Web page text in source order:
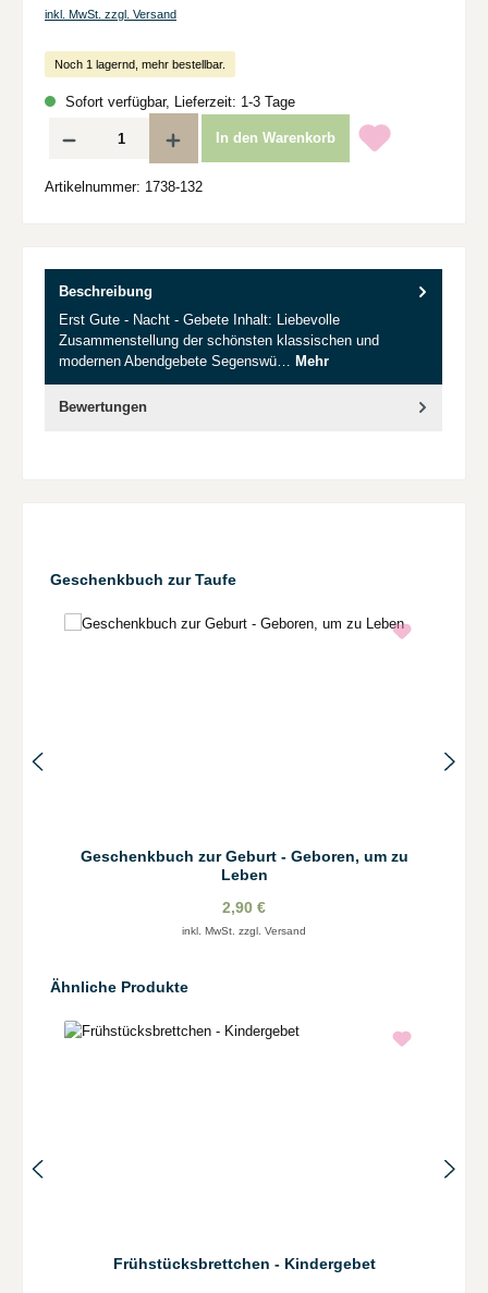
inkl. MwSt. zzgl. Versand
Noch 1 lagernd, mehr bestellbar.
Sofort verfügbar, Lieferzeit: 1-3 Tage
Produkt Anzahl: Gib den gewünschten Wert ein oder benutze die Schaltflächen
In den Warenkorb
Artikelnummer: 1738-132
Beschreibung
Erst Gute - Nacht - Gebete Inhalt: Liebevolle
Zusammenstellung der schönsten klassischen und
modernen Abendgebete Segenswü… Mehr
Bewertungen
Produktgalerie überspringen
Geschenkbuch zur Taufe
Geschenkbuch zur Geburt - Geboren, um zu
Leben
2,90 €
inkl. MwSt. zzgl. Versand
Produktgalerie überspringen
Ähnliche Produkte
Frühstücksbrettchen - Kindergebet